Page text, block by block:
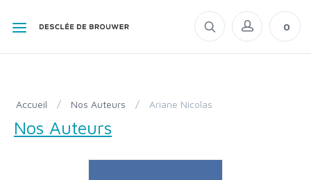
0
Accueil / Nos Auteurs / Ariane Nicolas
Nos Auteurs